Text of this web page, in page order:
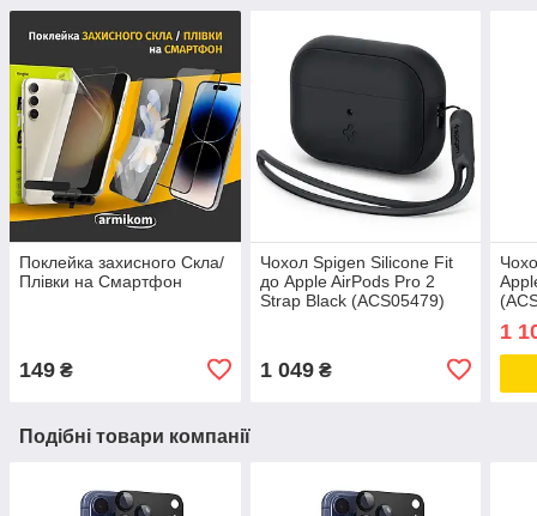
Поклейка захисного Скла/
Плівки на Смартфон
149 ₴
Чохол Spigen Silicone Fit
до Apple AirPods Pro 2
Strap Black (ACS05479)
1 049₴
1
Подібні товари компанії